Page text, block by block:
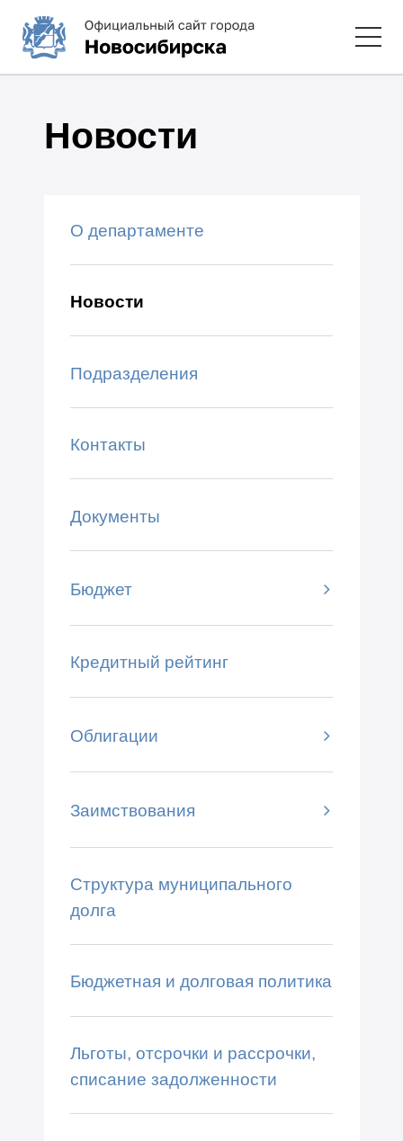
Новости
О департаменте
Новости
Подразделения
Контакты
Документы
Бюджет
Кредитный рейтинг
Облигации
Заимствования
Структура муниципального
долга
Бюджетная и долговая политика
Льготы, отсрочки и рассрочки,
списание задолженности